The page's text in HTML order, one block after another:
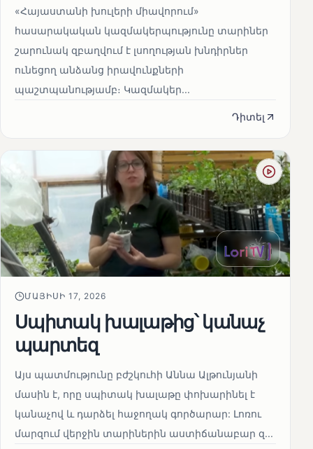
«Հայաստանի խուլերի միավորում»
հասարակական կազմակերպությունը տարիներ
շարունակ զբաղվում է լսողության խնդիրներ
ունեցող անձանց իրավունքների
պաշտպանությամբ։ Կազմակեր...
Դիտել
ՄԱՅԻՍԻ 17, 2026
Սպիտակ խալաթից՝ կանաչ
պարտեզ
Այս պատմությունը բժշկուհի Աննա Ալթունյանի
մասին է, որը սպիտակ խալաթը փոխարինել է
կանաչով և դարձել հաջողակ գործարար: Լոռու
մարզում վերջին տարիներին աստիճանաբար զ...